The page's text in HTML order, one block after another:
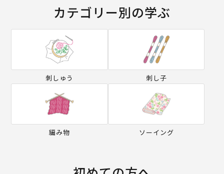
カテゴリー別の学ぶ
刺しゅう 刺し子
編み物 ソーイング